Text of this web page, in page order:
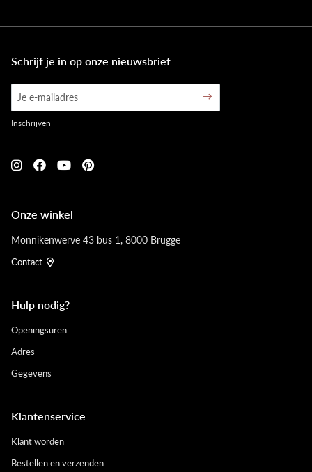
Onze winkel
Monnikenwerve 43 bus 1, 8000 Brugge
Contact
Hulp nodig?
Openingsuren
Adres
Gegevens
Klantenservice
Klant worden
Bestellen en verzenden
Schrijf je in op onze nieuwsbrief
Inschrijven